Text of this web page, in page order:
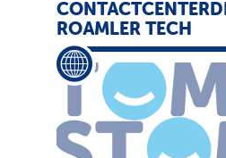
ROAMLER TECH